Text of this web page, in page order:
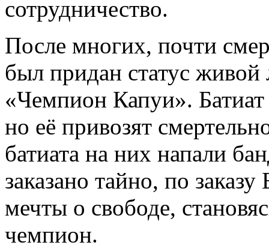
сотрудничество.
После многих, почти
был придан статус
«Чемпион Капуи».
но её привозят
батиата на них напали
заказано тайно, по
мечты о свободе,
чемпион.